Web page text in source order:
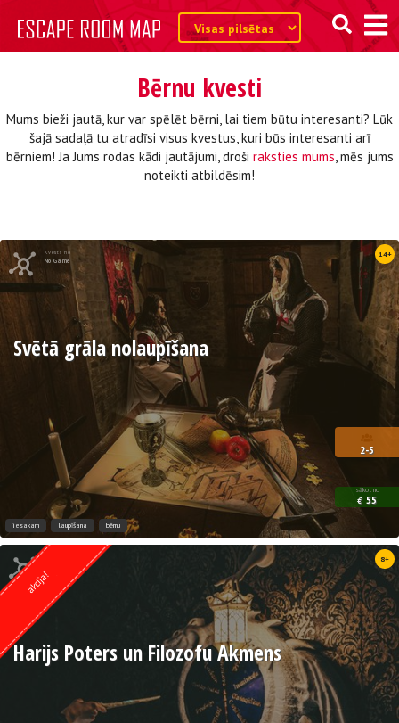
Bērnu kvesti
Mums bieži jautā, kur var spēlēt bērni, lai tiem būtu interesanti? Lūk
šajā sadaļā tu atradīsi visus kvestus, kuri būs interesanti arī
bērniem! Ja Jums rodas kādi jautājumi, droši raksties mums, mēs jums
noteikti atbildēsim!
Kvests no
No Game
14+
2-5
sākot no
€ 55
Svētā grāla nolaupīšana
iesakam laupīšana bērnu
akcija!
8+
Harijs Poters un Filozofu Akmens